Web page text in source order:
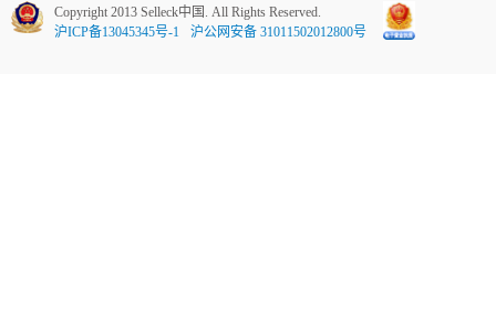
Copyright 2013 Selleck中国. All Rights Reserved.
沪ICP备13045345号-1
沪公网安备 31011502012800号